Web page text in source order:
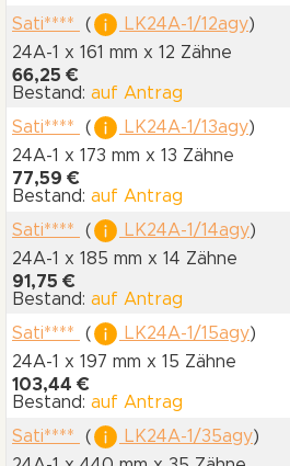
Sati****
( LK24A-1/12agy)
24A-1 x 161 mm x 12 Zähne
66,25 €
Bestand: auf Antrag
Sati****
( LK24A-1/13agy)
24A-1 x 173 mm x 13 Zähne
77,59 €
Bestand: auf Antrag
Sati****
( LK24A-1/14agy)
24A-1 x 185 mm x 14 Zähne
91,75 €
Bestand: auf Antrag
Sati****
( LK24A-1/15agy)
24A-1 x 197 mm x 15 Zähne
103,44 €
Bestand: auf Antrag
Sati****
( LK24A-1/35agy)